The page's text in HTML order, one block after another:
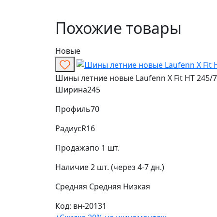
Похожие товары
Новые
Шины летние новые Laufenn X Fit HT 245/
Ширина245
Профиль70
РадиусR16
Продажапо 1 шт.
Наличие2 шт. (через 4-7 дн.)
Средняя Средняя Низкая
Код: вн-20131